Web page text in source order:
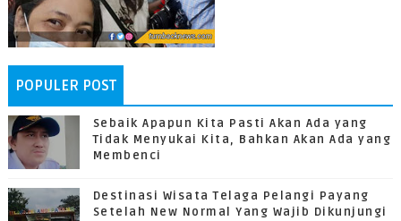
POPULER POST
Sebaik Apapun Kita Pasti Akan Ada yang
Tidak Menyukai Kita, Bahkan Akan Ada yang
Membenci
Destinasi Wisata Telaga Pelangi Payang
Setelah New Normal Yang Wajib Dikunjungi